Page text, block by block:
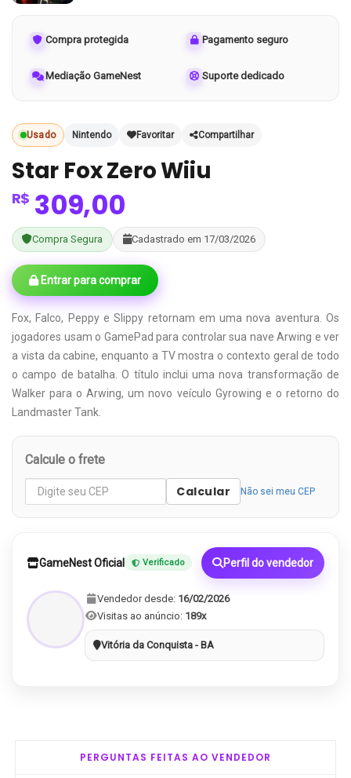
Compra protegida Pagamento seguro
Mediação GameNest Suporte dedicado
Usado Nintendo Favoritar Compartilhar
Star Fox Zero Wiiu
R$ 309,00
Compra Segura Cadastrado em 17/03/2026
Entrar para comprar
Fox, Falco, Peppy e Slippy retornam em uma nova aventura. Os
jogadores usam o GamePad para controlar sua nave Arwing e ver
a vista da cabine, enquanto a TV mostra o contexto geral de todo
o campo de batalha. O título inclui uma nova transformação de
Walker para o Arwing, um novo veículo Gyrowing e o retorno do
Landmaster Tank.
Calcule o frete
Calcular Não sei meu CEP
GameNest Oficial Verificado Perfil do vendedor
Vendedor desde: 16/02/2026
Visitas ao anúncio: 189x
Vitória da Conquista - BA
PERGUNTAS FEITAS AO VENDEDOR